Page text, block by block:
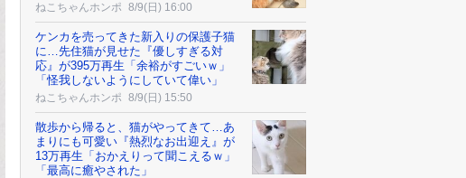
ねこちゃんホンポ 8/9(日) 16:00
ケンカを売ってきた新入りの保護子猫
に…先住猫が見せた『優しすぎる対
応』が395万再生「余裕がすごいｗ」
「怪我しないようにしていて偉い」
ねこちゃんホンポ 8/9(日) 15:50
散歩から帰ると、猫がやってきて…あ
まりにも可愛い『熱烈なお出迎え』が
13万再生「おかえりって聞こえるｗ」
「最高に癒やされた」